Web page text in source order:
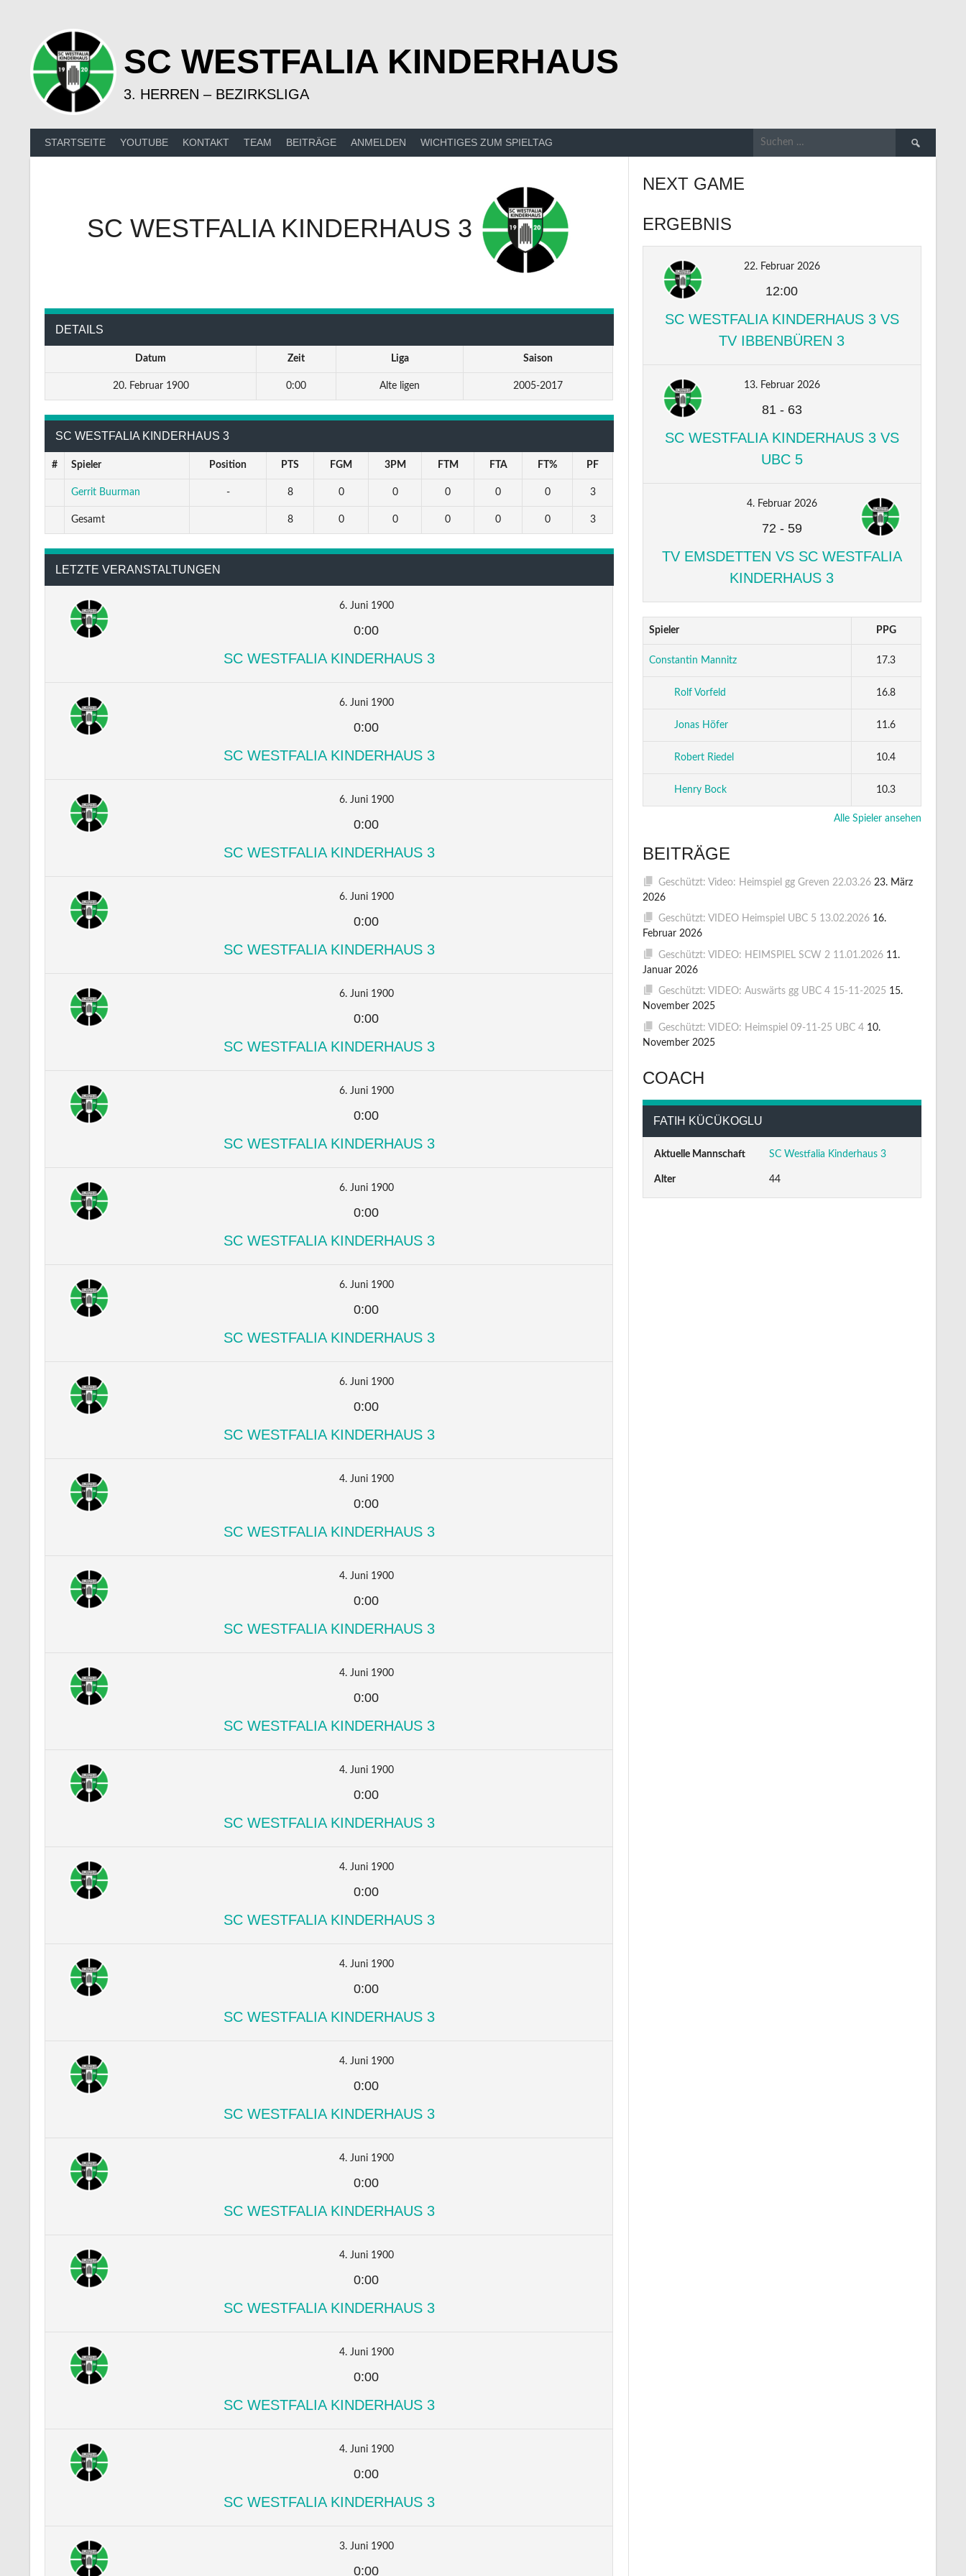
SC WESTFALIA KINDERHAUS
3. HERREN – BEZIRKSLIGA
STARTSEITE YOUTUBE KONTAKT TEAM BEITRÄGE ANMELDEN WICHTIGES ZUM SPIELTAG
Suchen
SC WESTFALIA KINDERHAUS 3
DETAILS
Datum Zeit Liga Saison
20. Februar 1900 0:00 Alte ligen 2005-2017
SC WESTFALIA KINDERHAUS 3
# Spieler Position PTS FGM 3PM FTM FTA FT% PF
Gerrit Buurman - 8 0 0 0 0 0 3
Gesamt 8 0 0 0 0 0 3
LETZTE VERANSTALTUNGEN
6. Juni 1900
0:00
SC WESTFALIA KINDERHAUS 3
6. Juni 1900
0:00
SC WESTFALIA KINDERHAUS 3
6. Juni 1900
0:00
SC WESTFALIA KINDERHAUS 3
6. Juni 1900
0:00
SC WESTFALIA KINDERHAUS 3
6. Juni 1900
0:00
SC WESTFALIA KINDERHAUS 3
6. Juni 1900
0:00
SC WESTFALIA KINDERHAUS 3
6. Juni 1900
0:00
SC WESTFALIA KINDERHAUS 3
6. Juni 1900
0:00
SC WESTFALIA KINDERHAUS 3
6. Juni 1900
0:00
SC WESTFALIA KINDERHAUS 3
4. Juni 1900
0:00
SC WESTFALIA KINDERHAUS 3
4. Juni 1900
0:00
SC WESTFALIA KINDERHAUS 3
4. Juni 1900
0:00
SC WESTFALIA KINDERHAUS 3
4. Juni 1900
0:00
SC WESTFALIA KINDERHAUS 3
4. Juni 1900
0:00
SC WESTFALIA KINDERHAUS 3
4. Juni 1900
0:00
SC WESTFALIA KINDERHAUS 3
4. Juni 1900
0:00
SC WESTFALIA KINDERHAUS 3
4. Juni 1900
0:00
SC WESTFALIA KINDERHAUS 3
4. Juni 1900
0:00
SC WESTFALIA KINDERHAUS 3
4. Juni 1900
0:00
SC WESTFALIA KINDERHAUS 3
4. Juni 1900
0:00
SC WESTFALIA KINDERHAUS 3
3. Juni 1900
0:00
NEXT GAME
ERGEBNIS
22. Februar 2026
12:00
SC WESTFALIA KINDERHAUS 3 VS
TV IBBENBÜREN 3
13. Februar 2026
81- 63
SC WESTFALIA KINDERHAUS 3 VS
UBC 5
4. Februar 2026
72- 59
TV EMSDETTEN VS SC WESTFALIA
KINDERHAUS 3
Spieler PPG
Constantin Mannitz 17.3
Rolf Vorfeld 16.8
Jonas Höfer 11.6
Robert Riedel 10.4
Henry Bock 10.3
Alle Spieler ansehen
BEITRÄGE
Geschützt: Video: Heimspiel gg Greven 22.03.26 23. März
2026
Geschützt: VIDEO Heimspiel UBC 5 13.02.2026 16.
Februar 2026
Geschützt: VIDEO: HEIMSPIEL SCW 2 11.01.2026 11.
Januar 2026
Geschützt: VIDEO: Auswärts gg UBC 4 15-11-2025 15.
November 2025
Geschützt: VIDEO: Heimspiel 09-11-25 UBC 4 10.
November 2025
COACH
FATIH KÜCÜKOGLU
Aktuelle Mannschaft SC Westfalia Kinderhaus 3
Alter 44